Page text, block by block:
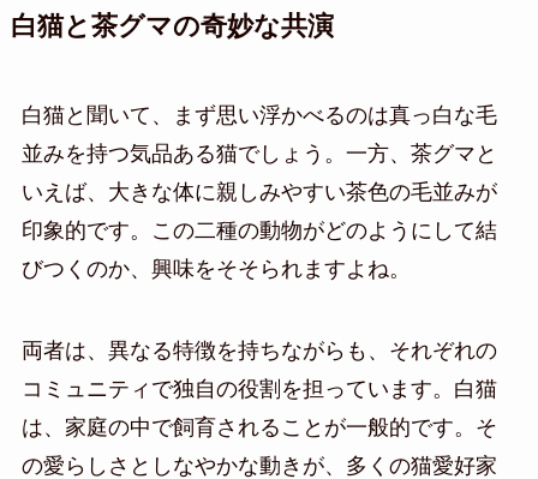
白猫と茶グマの奇妙な共演
白猫と聞いて、まず思い浮かべるのは真っ白な毛
並みを持つ気品ある猫でしょう。一方、茶グマと
いえば、大きな体に親しみやすい茶色の毛並みが
印象的です。この二種の動物がどのようにして結
びつくのか、興味をそそられますよね。
両者は、異なる特徴を持ちながらも、それぞれの
コミュニティで独自の役割を担っています。白猫
は、家庭の中で飼育されることが一般的です。そ
の愛らしさとしなやかな動きが、多くの猫愛好家